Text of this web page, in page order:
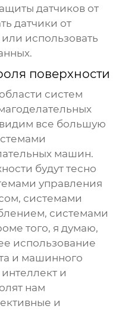
датчиков от
датчики от
использовать
поверхности
систем
все большую
машин.
будут тесно
управления
системами
системами
того, я думаю,
использование
и машинного
и
нам
и